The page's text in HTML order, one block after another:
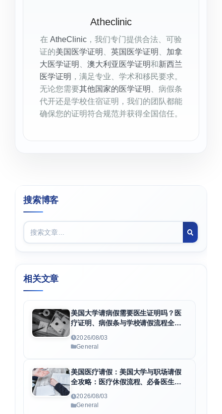
Atheclinic
在 AtheClinic ，我们专门提供合法、可验
证的美国医学证明 英国医学证明
加拿
大医学证明
澳大利亚医学证明和新西兰
医学证明 ，满足专业、学术和移民要求。
无论您需要其他国家的医学证明
、病假条
代开还是学校住宿证明，我们的团队都能
确保您的证明符合规范并获得全国信任。
搜索博客
相关文章
美国大学请病假需要医生证明吗？医
疗证明、病假条与学校请假流程全解
析
2026/08/03
General
美国医疗请假：美国大学与职场请假
全攻略：医疗休假流程、必备医生证
2026/08/03
General